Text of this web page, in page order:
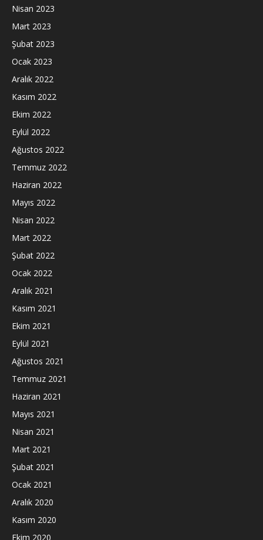
Nisan 2023
Mart 2023
Şubat 2023
Ocak 2023
Aralık 2022
Kasım 2022
Ekim 2022
Eylül 2022
Ağustos 2022
Temmuz 2022
Haziran 2022
Mayıs 2022
Nisan 2022
Mart 2022
Şubat 2022
Ocak 2022
Aralık 2021
Kasım 2021
Ekim 2021
Eylül 2021
Ağustos 2021
Temmuz 2021
Haziran 2021
Mayıs 2021
Nisan 2021
Mart 2021
Şubat 2021
Ocak 2021
Aralık 2020
Kasım 2020
Ekim 2020